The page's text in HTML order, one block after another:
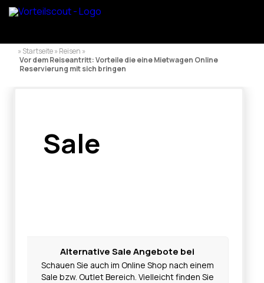
» Startseite » Reisen »
Vor dem Reiseantritt: Vorteile die eine Mietwagen Online
Reservierung mit sich bringen
Sale
Alternative Sale Angebote bei
Schauen Sie auch im Online Shop nach einem
Sale bzw. Outlet Bereich. Vielleicht finden Sie